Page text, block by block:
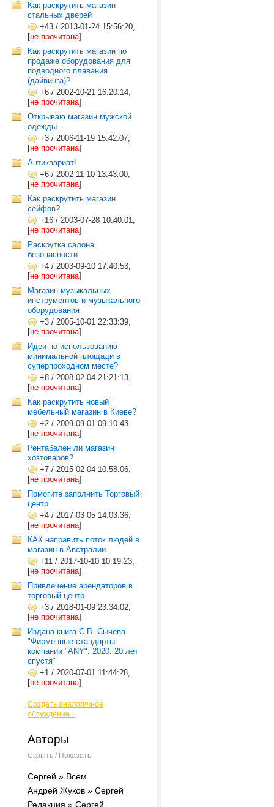
Как раскрутить магазин
стальных дверей
+43 / 2013-01-24 15:56:20,
[не прочитана]
Как раскрутить магазин по
продаже оборудования для
подводного плавания
(дайвинга)?
+6 / 2002-10-21 16:20:14,
[не прочитана]
Открываю магазин мужской
одежды...
+3 / 2006-11-19 15:42:07,
[не прочитана]
Антиквариат!
+6 / 2002-11-10 13:43:00,
[не прочитана]
Как раскрутить магазин
сейфов?
+16 / 2003-07-28 10:40:01,
[не прочитана]
Раскрутка салона
безопасности
+4 / 2003-09-10 17:40:53,
[не прочитана]
Магазин музыкальных
инструментов и музыкального
оборудования
+3 / 2005-10-01 22:33:39,
[не прочитана]
Идеи по использованию
минимальной площади в
суперпроходном месте?
+8 / 2008-02-04 21:21:13,
[не прочитана]
Как раскрутить новый
мебельный магазин в Киеве?
+2 / 2009-09-01 09:10:43,
[не прочитана]
Рентабелен ли магазин
хозтоваров?
+7 / 2015-02-04 10:58:06,
[не прочитана]
Помогите заполнить Торговый
центр
+4 / 2017-03-05 14:03:36,
[не прочитана]
КАК направить поток людей в
магазин в Австралии
+11 / 2017-10-10 10:19:23,
[не прочитана]
Привлечение арендаторов в
торговый центр
+3 / 2018-01-09 23:34:02,
[не прочитана]
Издана книга С.В. Сычева
"Фирменные стандарты
компании "ANY". 2020. 20 лет
спустя"
+1 / 2020-07-01 11:44:28,
[не прочитана]
Создать аналогичное
обсуждение...
Авторы
Скрыть / Показать
Сергей » Всем
Андрей Жуков » Сергей
Редакция » Сергей